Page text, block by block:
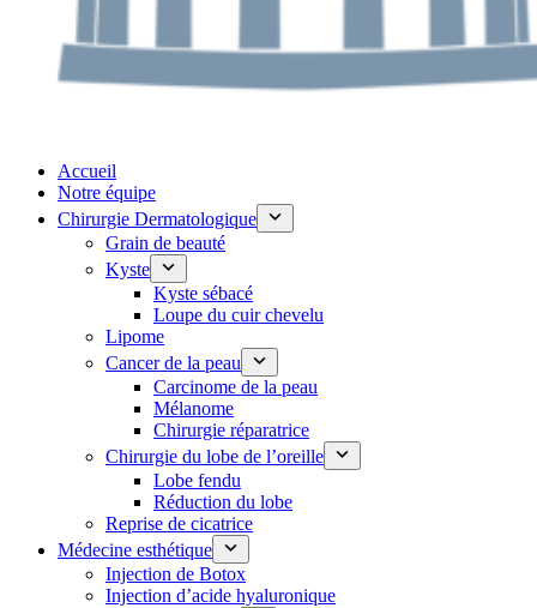
Accueil
Notre équipe
Chirurgie Dermatologique
Grain de beauté
Kyste
Kyste sébacé
Loupe du cuir chevelu
Lipome
Cancer de la peau
Carcinome de la peau
Mélanome
Chirurgie réparatrice
Chirurgie du lobe de l’oreille
Lobe fendu
Réduction du lobe
Reprise de cicatrice
Médecine esthétique
Injection de Botox
Injection d’acide hyaluronique